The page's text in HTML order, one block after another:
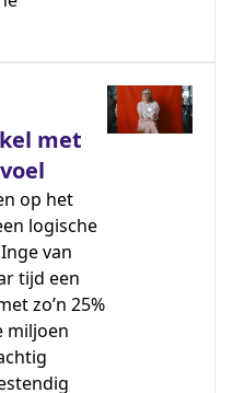
met
op het
logische
van
tijd een
zo’n 25%
miljoen